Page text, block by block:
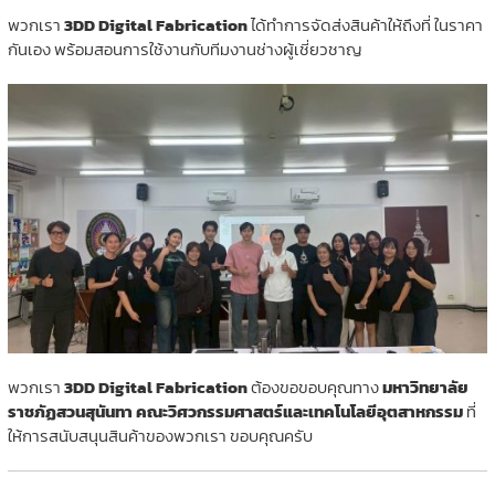
พวกเรา3DD Digital Fabricationได้ทำการจัดส่งสินค้าให้ถึงที่ ในราคา
กันเอง พร้อมสอนการใช้งานกับทีมงานช่างผู้เชี่ยวชาญ
พวกเรา3DD Digital Fabricationต้องขอขอบคุณทางมหาวิทยาลัย
ราชภัฏสวนสุนันทาคณะวิศวกรรมศาสตร์และเทคโนโลยีอุตสาหกรรมที่
ให้การสนับสนุนสินค้าของพวกเรา ขอบคุณครับ